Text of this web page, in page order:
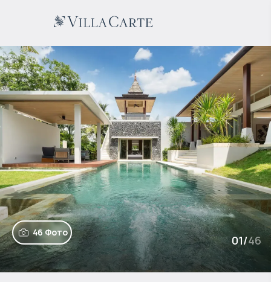
46 Фото
01/46